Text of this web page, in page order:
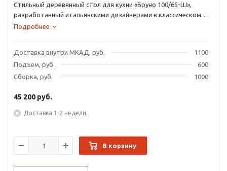
Стильный деревянный стол для кухни «Бруно 100/65-Ш»,
разработанный итальянскими дизайнерами в классическом
стиле, украсит дом и подарит комфорт. Благородный цвет
любимым местом всей семьи.
Подробнее
Доставка внутри МКАД, руб.
1100
Подъем, руб.
600
Сборка, руб.
1000
45 200 руб.
Доставка 1-2 недели.
В корзину